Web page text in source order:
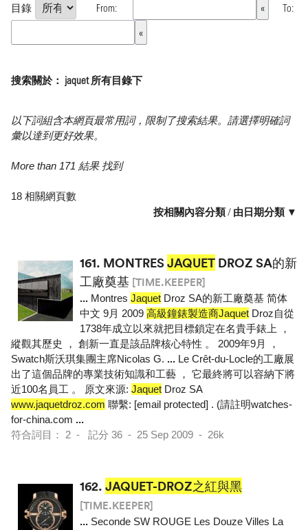
目錄 From: To:
搜索關於： jaquet 所有目錄下
以下詞組含本網頁最常用詞，限制了搜索結果。請選擇明確詞
彙以達到更好效果。
More than 171 結果 找到
18 相關網頁數
按相關內容分類/ 由日期分類 ▼
161. MONTRESJAQUET DROZ SA的新
工廠奠基 [TIME.KEEPER]
... Montres Jaquet Droz SA的新工廠奠基 简体
中文 9月 2009 高級鐘錶製造商Jaquet Droz自從
1738年成立以來就把目標鎖定在名貴手錶上 ，
縱觀其歷史 ， 創新一直是該品牌核心特性 。 2009年9月 ，
Swatch斯沃琪集團主席Nicolas G. ... Le Crêt-du-Locle的工廠展
出了這個品牌的專業技術知識和工藝 ， 它最終將可以容納下將
近100名員工 。 原文來源: Jaquet Droz SA
www.jaquetdroz.com 聯繫: [email protected] . (請註明watches-
for-china.com ...
符合詞目： 2 - 記分 36 - 25 Sep 2009 - 26k
162. JAQUET-DROZ之紅與黑
[TIME.KEEPER]
... Seconde SW ROUGE Les Douze Villes La